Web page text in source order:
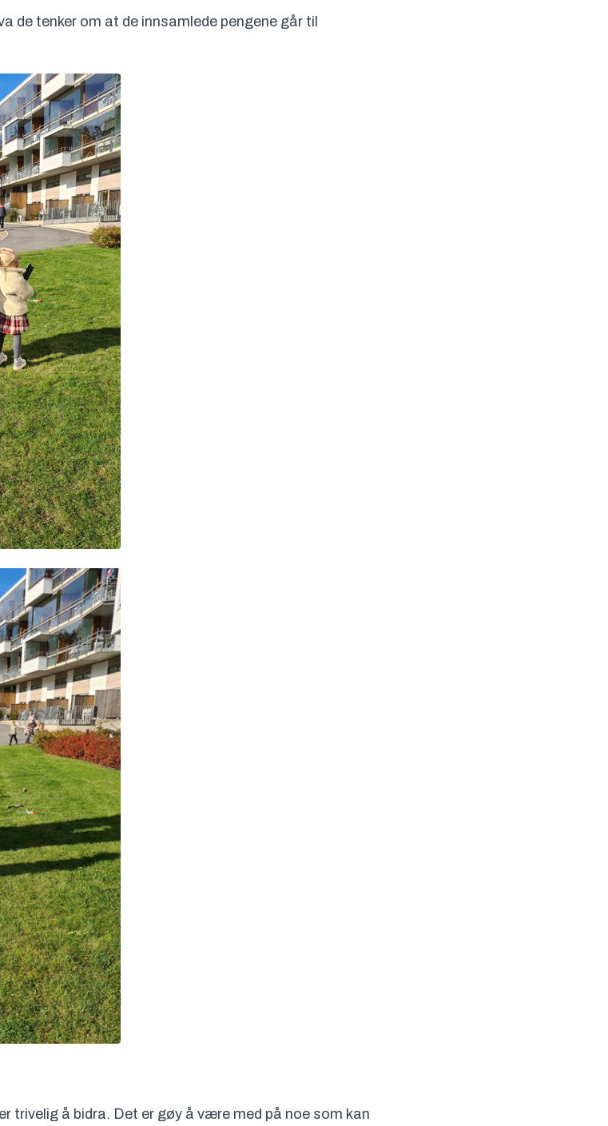
de tenker om at de innsamlede pengene går til
å bidra. Det er gøy å være med på noe som kan